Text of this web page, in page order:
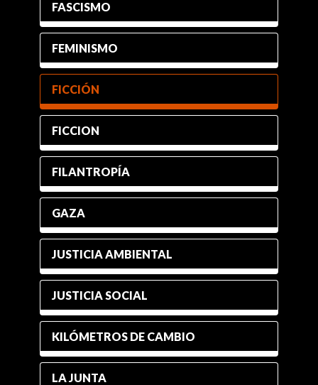
FASCISMO
FEMINISMO
FICCIÓN
FICCION
FILANTROPÍA
GAZA
JUSTICIA AMBIENTAL
JUSTICIA SOCIAL
KILÓMETROS DE CAMBIO
LA JUNTA